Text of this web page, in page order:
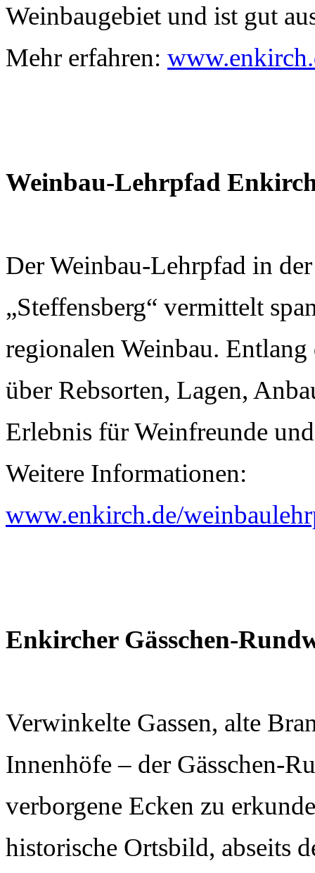
Weinbaugebiet und ist gut
Mehr erfahren:
Weinbau-Lehrpfad
Der Weinbau-Lehrpfad in
„Steffensberg“ vermittelt
regionalen Weinbau.
über Rebsorten, Lagen,
Erlebnis für Weinfreunde
Weitere Informationen:
www.enkirch.de/
Enkircher Gässchen-
Verwinkelte Gassen, alte
Innenhöfe – der Gässchen-
verborgene Ecken zu
historische Ortsbild, abseits